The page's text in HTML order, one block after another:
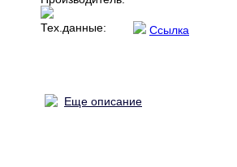
Тех.данные: Ссылка
Еще описание